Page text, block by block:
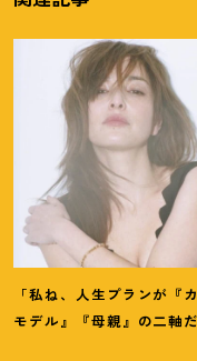
「私ね、人生プランが『
モデル』『母親』の二軸